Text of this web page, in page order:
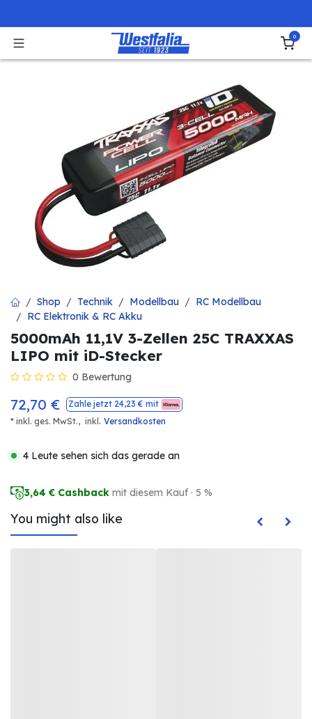
0
Shop Technik Modellbau
RC Modellbau
RC Elektronik & RC Akku
5000mAh 11,1V 3-Zellen 25C TRAXXAS
LIPO mit iD-Stecker
0 Bewertung
72,70 € Zahle jetzt 24,23 € mit
* inkl. ges. MwSt., inkl. Versandkosten
4 Leute sehen sich das gerade an
3,64 € Cashback mit diesem Kauf · 5 %
You might also like